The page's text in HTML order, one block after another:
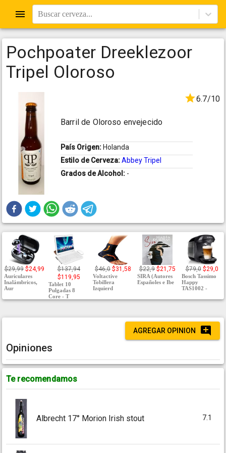
Buscar cerveza...
Pochpoater Dreeklezoor
Tripel Oloroso
6.7/10
Barril de Oloroso envejecido
País Origen: Holanda
Estilo de Cerveza:Abbey Tripel
Grados de Alcohol: -
$29,99 $24,99
Auriculares
Inalámbricos,
Aur
$137,94
$119,95
Tablet 10
Pulgadas 8
Core - T
$46,0 $31,58
Voltactive
Tobillera
Izquierd
$22,9 $21,75
SIRA (Autores
Españoles e Ibe
$79,0 $29,0
Bosch Tassimo
Happy
TAS1002 -
AGREGAR OPINION
Opiniones
Te recomendamos
Albrecht 17° Morion Irish stout 7.1